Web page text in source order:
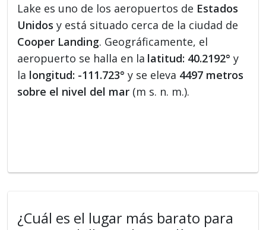
Lake es uno de los aeropuertos de Estados
Unidos y está situado cerca de la ciudad de
Cooper Landing. Geográficamente, el
aeropuerto se halla en la latitud: 40.2192° y
la longitud: -111.723° y se eleva 4497 metros
sobre el nivel del mar (m s. n. m.).
¿Cuál es el lugar más barato para